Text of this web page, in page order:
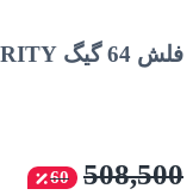
فلش 64 گیگ VERITY مدل V823 USB2.0
508,500
60